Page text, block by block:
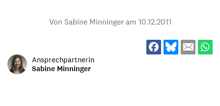
Von Sabine Minninger am 10.12.2011
Ansprechpartnerin
Sabine Minninger